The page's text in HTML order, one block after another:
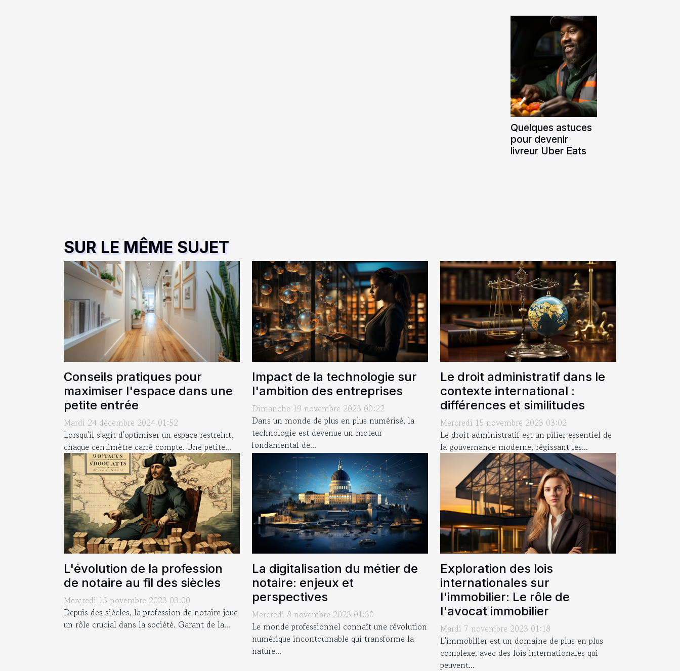
Quelques astuces
pour devenir
livreur Uber Eats
SUR LE MÊME SUJET
Conseils pratiques pour
maximiser l'espace dans une
petite entrée
Mardi 24 décembre 2024 01:52
Lorsqu'il s'agit d'optimiser un espace restreint,
chaque centimètre carré compte. Une petite...
Impact de la technologie sur
l'ambition des entreprises
Dimanche 19 novembre 2023 00:22
Dans un monde de plus en plus numérisé, la
technologie est devenue un moteur
fondamental de...
Le droit administratif dans le
contexte international :
différences et similitudes
Mercredi 15 novembre 2023 03:02
Le droit administratif est un pilier essentiel de
la gouvernance moderne, régissant les...
L'évolution de la profession
de notaire au fil des siècles
Mercredi 15 novembre 2023 03:00
Depuis des siècles, la profession de notaire joue
un rôle crucial dans la société. Garant de la...
La digitalisation du métier de
notaire: enjeux et
perspectives
Mercredi 8 novembre 2023 01:30
Le monde professionnel connaît une révolution
numérique incontournable qui transforme la
nature...
Exploration des lois
internationales sur
l'immobilier: Le rôle de
l'avocat immobilier
Mardi 7 novembre 2023 01:18
L'immobilier est un domaine de plus en plus
complexe, avec des lois internationales qui
peuvent...